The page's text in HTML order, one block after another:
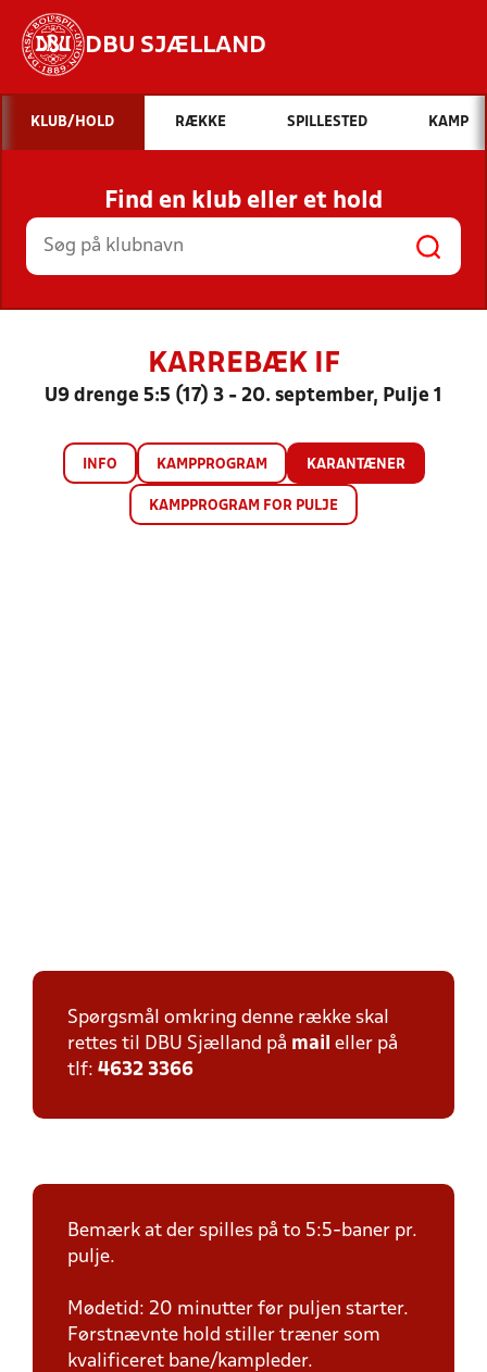
DBU SJÆLLAND
Hvad vil du søge efter?
INDHOLD OG NYHEDER
STILLINGER, RESULTATER, KLUBBER OG
HOLD
KLUB/HOLD RÆKKE SPILLESTED KAMP
Find en klub eller et hold
KARREBÆK IF
U9 drenge 5:5 (17) 3 - 20. september, Pulje 1
INFO KAMPPROGRAM KARANTÆNER
KAMPPROGRAM FOR PULJE
Spørgsmål omkring denne række skal
rettes til DBU Sjælland på mail eller på
tlf: 4632 3366
Bemærk at der spilles på to 5:5-baner pr.
pulje.
Mødetid: 20 minutter før puljen starter.
Førstnævnte hold stiller træner som
kvalificeret bane/kampleder.